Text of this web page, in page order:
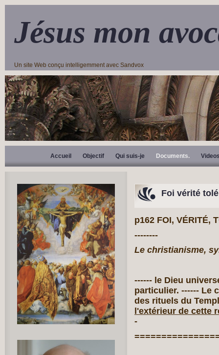
Jésus mon
Un site Web conçu intelligemment avec Sandvox
Accueil Objectif Qui suis-je Documents.
Foi vérité
p162 FOI, VÉRITÉ,
--------
Le christianisme,
------ le Dieu
particulier. ------ Le
des rituels du
l'extérieur de cette
-